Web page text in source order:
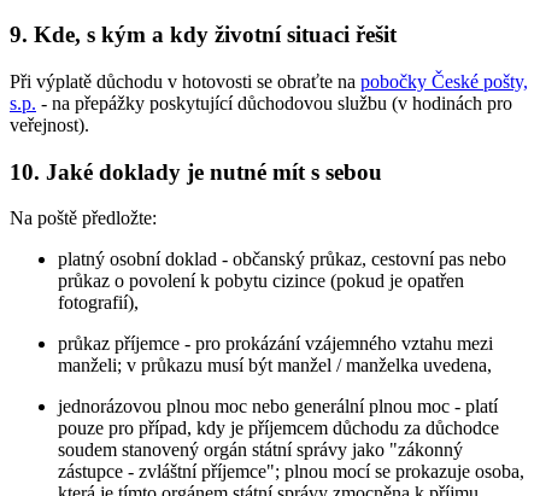
9. Kde, s kým a kdy životní situaci řešit
Při výplatě důchodu v hotovosti se obraťte na pobočky České pošty,
s.p. - na přepážky poskytující důchodovou službu (v hodinách pro
veřejnost).
10. Jaké doklady je nutné mít s sebou
Na poště předložte:
platný osobní doklad - občanský průkaz, cestovní pas nebo
průkaz o povolení k pobytu cizince (pokud je opatřen
fotografií),
průkaz příjemce - pro prokázání vzájemného vztahu mezi
manželi; v průkazu musí být manžel / manželka uvedena,
jednorázovou plnou moc nebo generální plnou moc - platí
pouze pro případ, kdy je příjemcem důchodu za důchodce
soudem stanovený orgán státní správy jako "zákonný
zástupce - zvláštní příjemce"; plnou mocí se prokazuje osoba,